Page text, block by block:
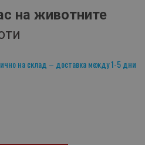
на животните
на склад – доставка между 1-5 дни